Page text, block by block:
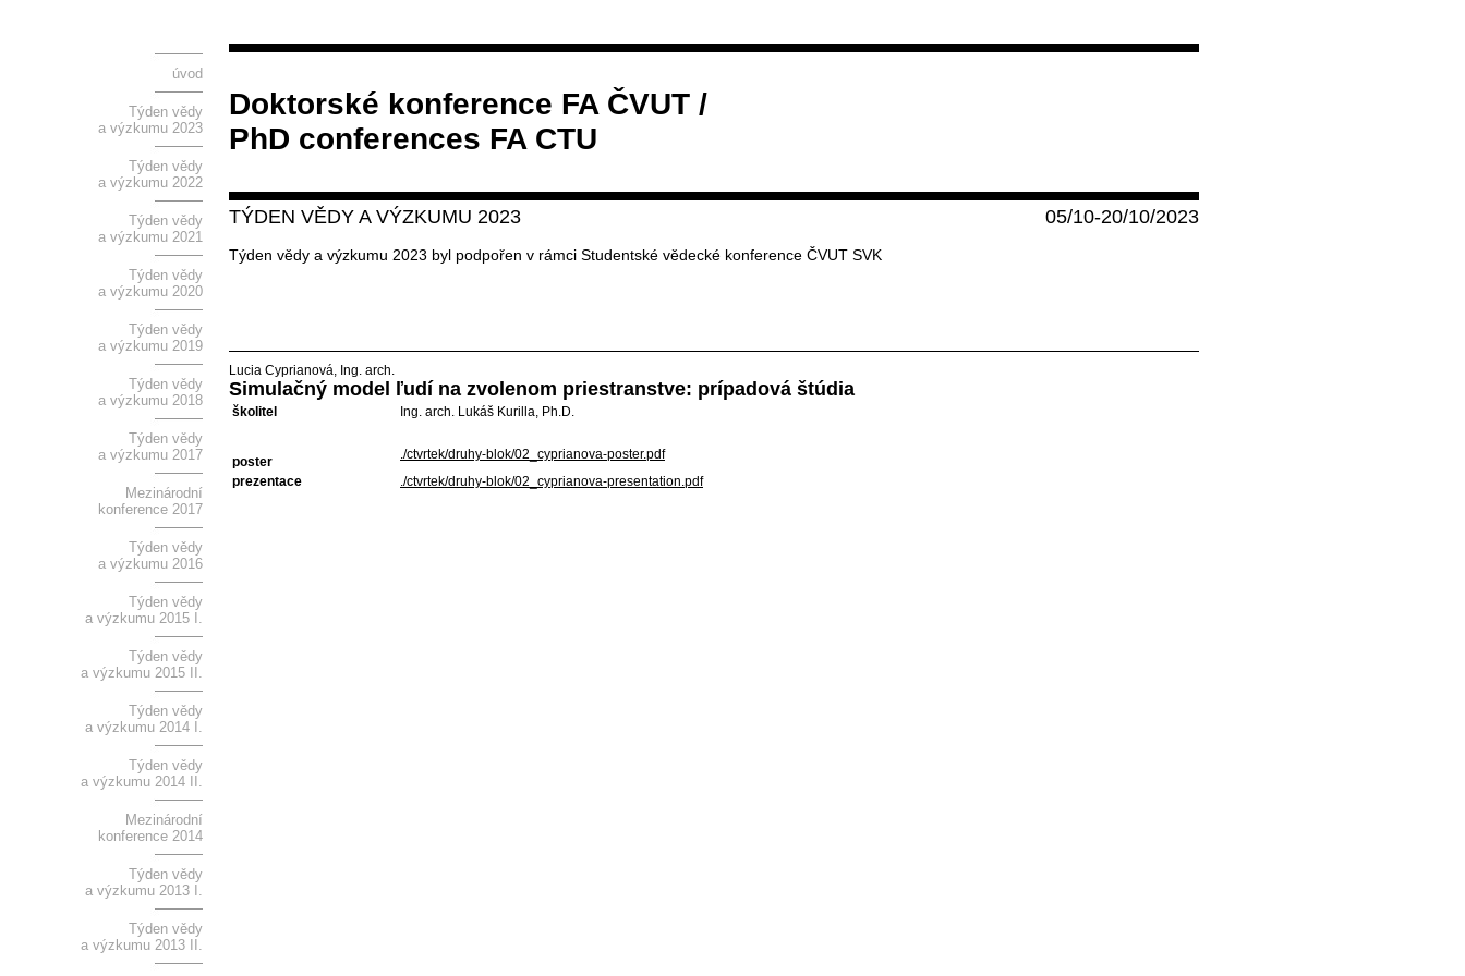
úvod
Týden vědy
a výzkumu 2023
Týden vědy
a výzkumu 2022
Týden vědy
a výzkumu 2021
Týden vědy
a výzkumu 2020
Týden vědy
a výzkumu 2019
Týden vědy
a výzkumu 2018
Týden vědy
a výzkumu 2017
Mezinárodní
konference 2017
Týden vědy
a výzkumu 2016
Týden vědy
a výzkumu 2015 I.
Týden vědy
a výzkumu 2015 II.
Týden vědy
a výzkumu 2014 I.
Týden vědy
a výzkumu 2014 II.
Mezinárodní
konference 2014
Týden vědy
a výzkumu 2013 I.
Týden vědy
a výzkumu 2013 II.
Doktorské konference FA ČVUT /
PhD conferences FA CTU
TÝDEN VĚDY A VÝZKUMU 2023 05/10-20/10/2023
Týden vědy a výzkumu 2023 byl podpořen v rámci Studentské vědecké konference ČVUT SVK
Lucia Cyprianová, Ing. arch.
Simulačný model ľudí na zvolenom priestranstve: prípadová štúdia
školitel Ing. arch. Lukáš Kurilla, Ph.D.
poster
./ctvrtek/druhy-blok/02_cyprianova-poster.pdf
prezentace
./ctvrtek/druhy-blok/02_cyprianova-presentation.pdf